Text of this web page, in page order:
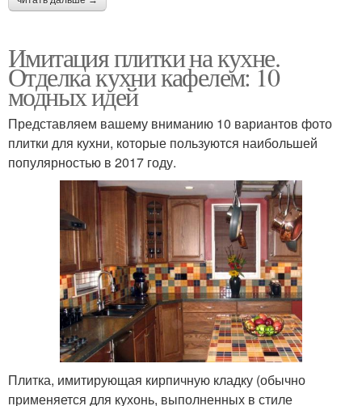
Имитация плитки на кухне.
Отделка кухни кафелем: 10
модных идей
Представляем вашему вниманию 10 вариантов фото
плитки для кухни, которые пользуются наибольшей
популярностью в 2017 году.
Плитка, имитирующая кирпичную кладку (обычно
применяется для кухонь, выполненных в стиле